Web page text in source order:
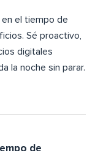
en el tiempo de
Sé proactivo,
digitales
la noche sin parar.
de